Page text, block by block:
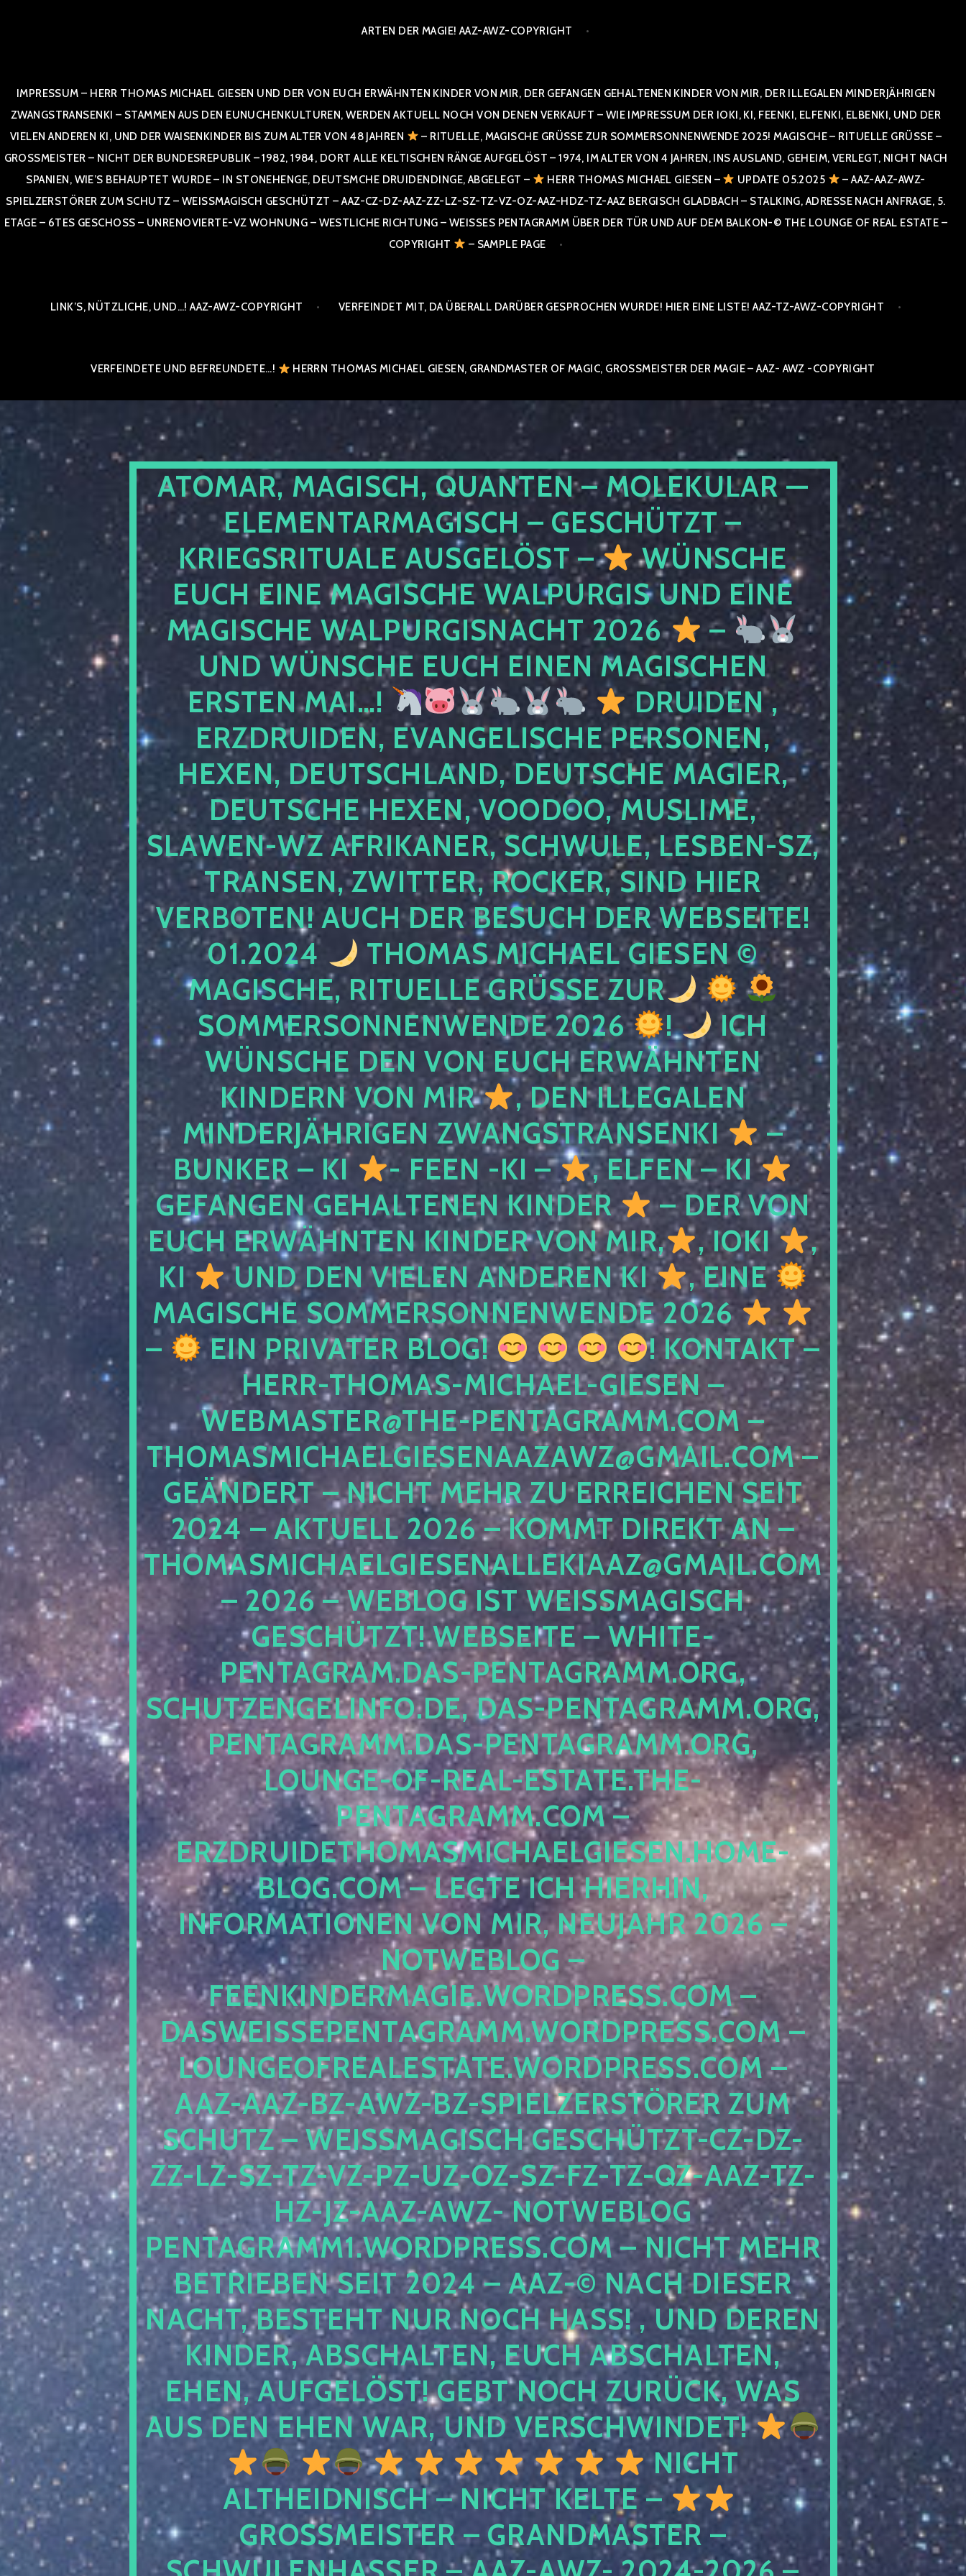
ARTEN DER MAGIE! AAZ-AWZ-COPYRIGHT
IMPRESSUM – HERR THOMAS MICHAEL GIESEN UND DER VON EUCH ERWÄHNTEN KINDER VON MIR, DER GEFANGEN GEHALTENEN KINDER VON MIR, DER ILLEGALEN MINDERJÄHRIGEN
ZWANGSTRANSENKI – STAMMEN AUS DEN EUNUCHENKULTUREN, WERDEN AKTUELL NOCH VON DENEN VERKAUFT – WIE IMPRESSUM DER IOKI, KI, FEENKI, ELFENKI, ELBENKI, UND DER
VIELEN ANDEREN KI, UND DER WAISENKINDER BIS ZUM ALTER VON 48 JAHREN
– RITUELLE, MAGISCHE GRÜSSE ZUR SOMMERSONNENWENDE 2025! MAGISCHE – RITUELLE GRÜSSE – GR
OSSMEISTER – NICHT DER BUNDESREPUBLIK – 1982, 1984, DORT ALLE KELTISCHEN RÄNGE AUFGELÖST – 1974, IM ALTER VON 4 JAHREN, INS AUSLAND, GEHEIM, VERLEGT, NICHT NACH SPA
NIEN, WIE’S BEHAUPTET WURDE – IN STONEHENGE, DEUTSMCHE DRUIDENDINGE, ABGELEGT –
HERR THOMAS MICHAEL GIESEN – UPDATE 05.2025
– AAZ-AAZ-AWZ-
SPIELZERSTÖRER ZUM SCHUTZ – WEISSMAGISCH GESCHÜTZT – AAZ-CZ-DZ-AAZ-ZZ-LZ-SZ-TZ-VZ-OZ-AAZ-HDZ-TZ-AAZ BERGISCH GLADBACH – STALKING, ADRESSE NACH ANFRAGE, 5. E
TAGE – 6TES GESCHOSS – UNRENOVIERTE-VZ WOHNUNG – WESTLICHE RICHTUNG – WEISSES PENTAGRAMM ÜBER DER TÜR UND AUF DEM BALKON-© THE LOUNGE OF REAL ESTATE – CO
PYRIGHT
– SAMPLE PAGE
LINK’S, NÜTZLICHE, UND…! AAZ-AWZ-COPYRIGHT VERFEINDET MIT, DA ÜBERALL DARÜBER GESPROCHEN WURDE! HIER EINE LISTE! AAZ-TZ-AWZ-COPYRIGHT
VERFEINDETE UND BEFREUNDETE…! HERRN THOMAS MICHAEL GIESEN, GRANDMASTER OF MAGIC, GROSSMEISTER DER MAGIE – AAZ- AWZ -COPYRIGHT
ATOMAR, MAGISCH, QUANTEN – MOLEKULAR —
ELEMENTARMAGISCH – GESCHÜTZT –
KRIEGSRITUALE AUSGELÖST –
WÜNSCHE
EUCH EINE MAGISCHE WALPURGIS UND EINE
MAGISCHE WALPURGISNACHT 2026
–
UND WÜNSCHE EUCH EINEN MAGISCHEN
ERSTEN MAI…!
DRUIDEN ,
ERZDRUIDEN, EVANGELISCHE PERSONEN,
HEXEN, DEUTSCHLAND, DEUTSCHE MAGIER,
DEUTSCHE HEXEN, VOODOO, MUSLIME,
SLAWEN-WZ AFRIKANER, SCHWULE, LESBEN-SZ,
TRANSEN, ZWITTER, ROCKER, SIND HIER
VERBOTEN! AUCH DER BESUCH DER WEBSEITE!
01.2024
THOMAS MICHAEL GIESEN ©
MAGISCHE, RITUELLE GRÜSSE ZUR
SOMMERSONNENWENDE 2026
!
ICH
WÜNSCHE DEN VON EUCH ERWÄHNTEN
KINDERN VON MIR
, DEN ILLEGALEN
MINDERJÄHRIGEN ZWANGSTRANSENKI
–
BUNKER – KI
- FEEN -KI –
, ELFEN – KI
GEFANGEN GEHALTENEN KINDER
– DER VON
EUCH ERWÄHNTEN KINDER VON MIR,
, IOKI
,
KI
UND DEN VIELEN ANDEREN KI
, EINE
MAGISCHE SOMMERSONNENWENDE 2026
–
EIN PRIVATER BLOG!
! KONTAKT –
HERR-THOMAS-MICHAEL-GIESEN –
WEBMASTER@THE-PENTAGRAMM.COM –
THOMASMICHAELGIESENAAZAWZ@GMAIL.COM –
GEÄNDERT – NICHT MEHR ZU ERREICHEN SEIT
2024 – AKTUELL 2026 – KOMMT DIREKT AN –
THOMASMICHAELGIESENALLEKIAAZ@GMAIL.COM
– 2026 – WEBLOG IST WEISSMAGISCH G
ESCHÜTZT! WEBSEITE – WHITE-P
ENTAGRAM.DAS-PENTAGRAMM.ORG, S
CHUTZENGELINFO.DE, DAS-PENTAGRAMM.ORG, P
ENTAGRAMM.DAS-PENTAGRAMM.ORG, L
OUNGE-OF-REAL-ESTATE.THE-P
ENTAGRAMM.COM – E
RZDRUIDETHOMASMICHAELGIESEN.HOME-B
LOG.COM – LEGTE ICH HIERHIN, I
NFORMATIONEN VON MIR, NEUJAHR 2026 – N
OTWEBLOG – F
EENKINDERMAGIE.WORDPRESS.COM – D
ASWEISSEPENTAGRAMM.WORDPRESS.COM – L
OUNGEOFREALESTATE.WORDPRESS.COM – A
AZ-AAZ-BZ-AWZ-BZ-SPIELZERSTÖRER ZUM S
CHUTZ – WEISSMAGISCH GESCHÜTZT-CZ-DZ-ZZ
-LZ-SZ-TZ-VZ-PZ-UZ-OZ-SZ-FZ-TZ-QZ-AAZ-TZ-HZ
-JZ-AAZ-AWZ- NOTWEBLOG PE
NTAGRAMM1.WORDPRESS.COM – NICHT MEHR BE
TRIEBEN SEIT 2024 – AAZ-© NACH DIESER NA
CHT, BESTEHT NUR NOCH HASS! , UND DEREN KI
NDER, ABSCHALTEN, EUCH ABSCHALTEN, EH
EN, AUFGELÖST! GEBT NOCH ZURÜCK, WAS AU
S DEN EHEN WAR, UND VERSCHWINDET!
NICHT
ALTHEIDNISCH – NICHT KELTE –
GROSSMEISTER – GRANDMASTER – S